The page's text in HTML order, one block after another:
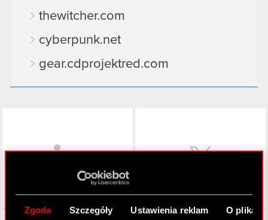
Zgoda Szczegóły Ustawienia reklam O
thewitcher.com
cyberpunk.net
gear.cdprojektred.com